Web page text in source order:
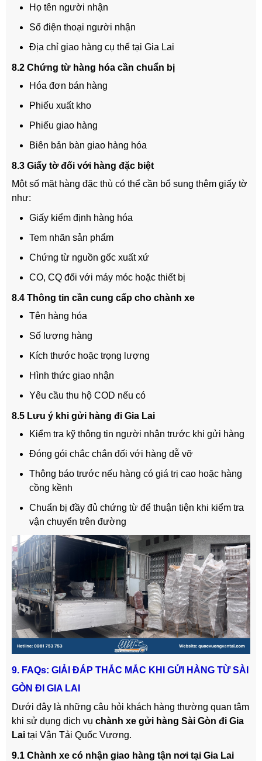
Họ tên người nhận
Số điện thoại người nhận
Địa chỉ giao hàng cụ thể tại Gia Lai
8.2 Chứng từ hàng hóa cần chuẩn bị
Hóa đơn bán hàng
Phiếu xuất kho
Phiếu giao hàng
Biên bản bàn giao hàng hóa
8.3 Giấy tờ đối với hàng đặc biệt
Một số mặt hàng đặc thù có thể cần bổ sung thêm giấy tờ
như:
Giấy kiểm định hàng hóa
Tem nhãn sản phẩm
Chứng từ nguồn gốc xuất xứ
CO, CQ đối với máy móc hoặc thiết bị
8.4 Thông tin cần cung cấp cho chành xe
Tên hàng hóa
Số lượng hàng
Kích thước hoặc trọng lượng
Hình thức giao nhận
Yêu cầu thu hộ COD nếu có
8.5 Lưu ý khi gửi hàng đi Gia Lai
Kiểm tra kỹ thông tin người nhận trước khi gửi hàng
Đóng gói chắc chắn đối với hàng dễ vỡ
Thông báo trước nếu hàng có giá trị cao hoặc hàng
cồng kềnh
Chuẩn bị đầy đủ chứng từ để thuận tiện khi kiểm tra
vận chuyển trên đường
9. FAQs: GIẢI ĐÁP THẮC MẮC KHI GỬI HÀNG TỪ SÀI
GÒN ĐI GIA LAI
Dưới đây là những câu hỏi khách hàng thường quan tâm
khi sử dụng dịch vụ chành xe gửi hàng Sài Gòn đi Gia
Lai tại Vận Tải Quốc Vương.
9.1 Chành xe có nhận giao hàng tận nơi tại Gia Lai